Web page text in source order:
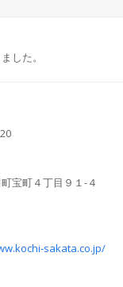
した。
宝町４丁目９１-４
sakata.co.jp/